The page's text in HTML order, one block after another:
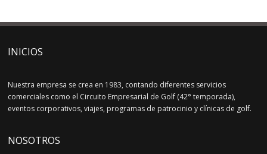
INICIOS
Nuestra empresa se crea en 1983, contando diferentes servicios
comerciales como el Circuito Empresarial de Golf (42° temporada),
eventos corporativos, viajes, programas de patrocinio y clínicas de golf.
NOSOTROS